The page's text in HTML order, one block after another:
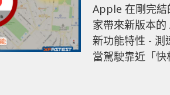
Apple 在剛完結
家帶來新版本
新功能特性 -
當駕駛靠近「快相
也沒有出現過